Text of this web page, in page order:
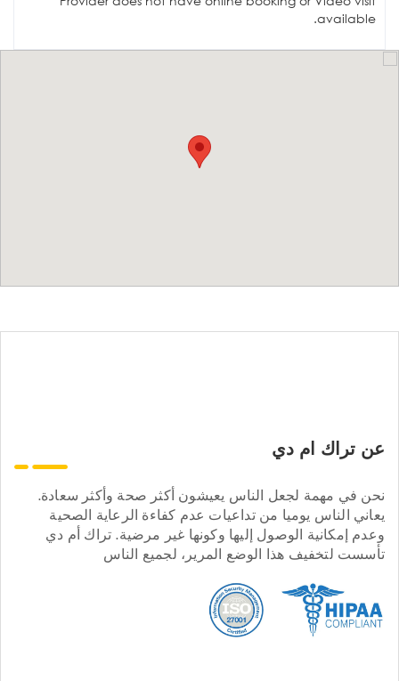
available.
عن تراك ام دي
نحن في مهمة لجعل الناس يعيشون أكثر صحة وأكثر سعادة.
يعاني الناس يوميا من تداعيات عدم كفاءة الرعاية الصحية
وعدم إمكانية الوصول إليها وكونها غير مرضية. تراك أم دي
تأسست لتخفيف هذا الوضع المرير، لجميع الناس